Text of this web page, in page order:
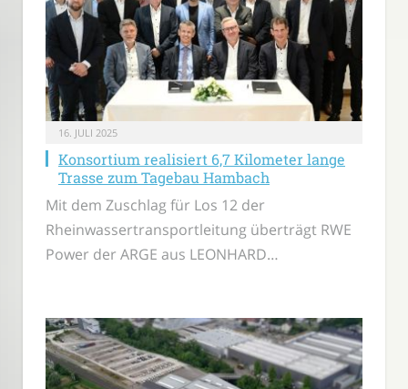
16. JULI 2025
Konsortium realisiert 6,7 Kilometer lange
Trasse zum Tagebau Hambach
Mit dem Zuschlag für Los 12 der
Rheinwassertransportleitung überträgt RWE
Power der ARGE aus LEONHARD…